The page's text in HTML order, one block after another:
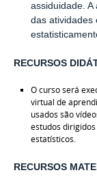
assiduidade.
das atividades
RECURSOS
O curso será
virtual de
usados são
estudos
estatísticos.
RECURSOS